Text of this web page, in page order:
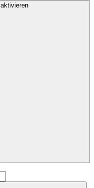
aktivieren